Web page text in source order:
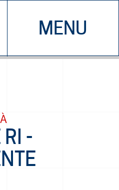
MENU
CHI SIAMO
-